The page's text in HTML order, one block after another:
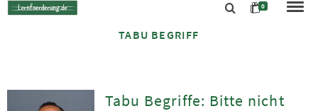
0
TABU BEGRIFF
Tabu Begriffe: Bitte nicht